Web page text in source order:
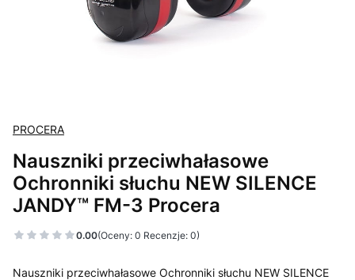
PROCERA
Nauszniki przeciwhałasowe
Ochronniki słuchu NEW SILENCE
JANDY™ FM-3 Procera
0.00(Oceny: 0 Recenzje: 0)
Nauszniki przeciwhałasowe Ochronniki słuchu NEW SILENCE